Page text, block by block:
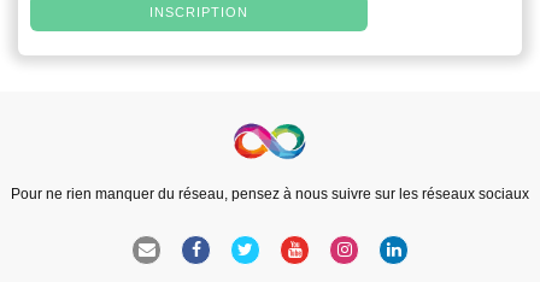
INSCRIPTION
Pour ne rien manquer du réseau, pensez à nous suivre sur les réseaux sociaux